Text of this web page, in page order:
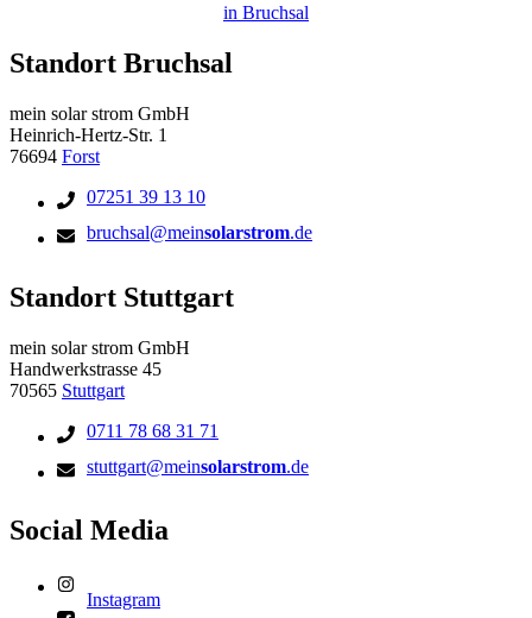
in Bruchsal
Standort Bruchsal
mein solar strom GmbH
Heinrich-Hertz-Str. 1
76694 Forst
07251 39 13 10
bruchsal@meinsolarstrom.de
Standort Stuttgart
mein solar strom GmbH
Handwerkstrasse 45
70565 Stuttgart
0711 78 68 31 71
stuttgart@meinsolarstrom.de
Social Media
Instagram